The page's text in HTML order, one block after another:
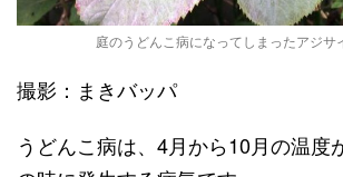
庭のうどんこ病になってしまったアジサ
撮影：まきバッパ
うどんこ病は、4月から10月の温度